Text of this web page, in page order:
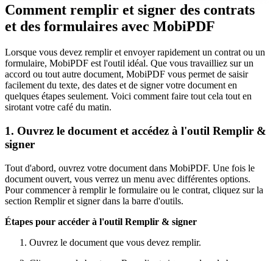
Comment remplir et signer des contrats
et des formulaires avec MobiPDF
Lorsque vous devez remplir et envoyer rapidement un contrat ou un
formulaire, MobiPDF est l'outil idéal. Que vous travailliez sur un
accord ou tout autre document, MobiPDF vous permet de saisir
facilement du texte, des dates et de signer votre document en
quelques étapes seulement. Voici comment faire tout cela tout en
sirotant votre café du matin.
1. Ouvrez le document et accédez à l'outil Remplir &
signer
Tout d'abord, ouvrez votre document dans MobiPDF. Une fois le
document ouvert, vous verrez un menu avec différentes options.
Pour commencer à remplir le formulaire ou le contrat, cliquez sur la
section Remplir et signer dans la barre d'outils.
Étapes pour accéder à l'outil Remplir & signer
Ouvrez le document que vous devez remplir.